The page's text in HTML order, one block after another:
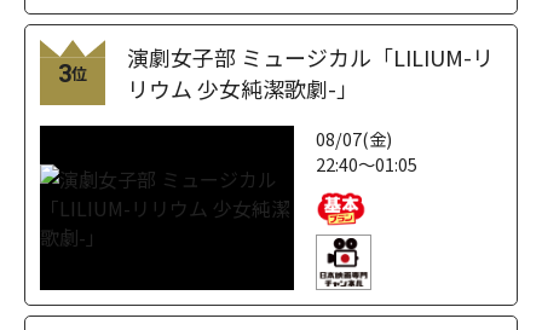
3位
演劇女子部 ミュージカル「LILIUM-リ
リウム 少女純潔歌劇-」
08/07(金)
22:40～01:05